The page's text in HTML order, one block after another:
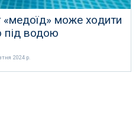
може ходити
під водою
2024 р.